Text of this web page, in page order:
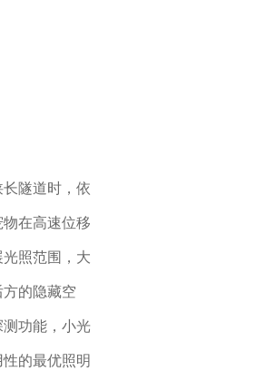
隧道时，依
在高速位移
照范围，大
的隐藏空
功能，小光
的最优照明